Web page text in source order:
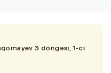
3 döngəsi, 1-ci